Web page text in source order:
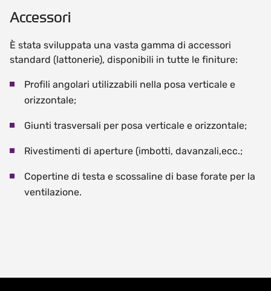
Accessori
È stata sviluppata una vasta gamma di accessori
standard (lattonerie), disponibili in tutte le finiture:
Profili angolari utilizzabili nella posa verticale e
orizzontale;
Giunti trasversali per posa verticale e orizzontale;
Rivestimenti di aperture (imbotti, davanzali,ecc.;
Copertine di testa e scossaline di base forate per la
ventilazione.